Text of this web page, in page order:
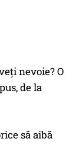
nevoie? O
de la
să aibă